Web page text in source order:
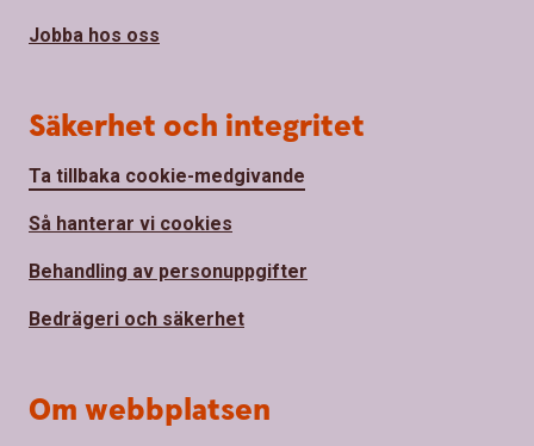
Jobba hos oss
Säkerhet och integritet
Ta tillbaka cookie-medgivande
Så hanterar vi cookies
Behandling av personuppgifter
Bedrägeri och säkerhet
Om webbplatsen